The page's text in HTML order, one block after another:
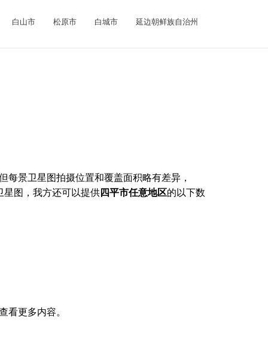
白山市 松原市 白城市 延边朝鲜族自治州
但每景卫星图拍摄位置和覆盖面积略有差异，
星图，我方还可以提供四平市任意地区的以下数
看更多内容。